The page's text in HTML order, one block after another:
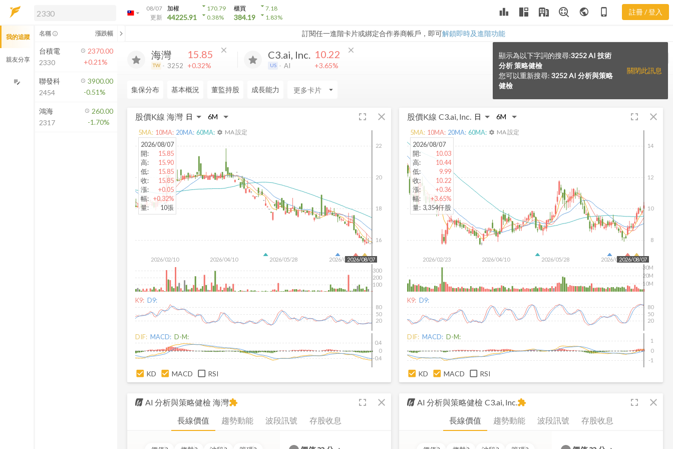
arrow_drop_down
08/07
更新
加權
44225.91
arrow_drop_down170.79
arrow_drop_down0.38%
櫃買
384.19
arrow_drop_down7.18
arrow_drop_down1.83% leaderboard public phone_iphone 註冊 / 登入
訂閱任一進階卡片或綁定合作券商帳戶，即可解鎖即時及進階功能
解鎖即時行情及進階功能
方案」，即可解鎖以下功能：
即時行情
即時市況與排行
成交金額熱力圖
前往方案訂閱
如何綁定合作券商
顯示為以下字詞的搜尋:3252 AI 技術
分析 策略健檢
您可以重新搜尋: 3252 AI 分析與策略
健檢
關閉此訊息
海灣
TW 3252
15.85
+0.32%
close C3.ai, Inc.
US AI
10.22
+3.65%
close
集保分布 基本概況 董監持股 成長能力 arrow_drop_down
股價K線 海灣 fullscreen close
2026/02/10 2026/04/10 2026/05/28 2026/07/16
16
18
20
22
2026/08/07
100
200
300
2026/08/07
開:
15.85
高:
15.90
低:
15.85
收:
15.85
漲:
+0.05
幅: +0.32%
量: 10張
5MA: 10MA: 20MA: 60MA: settings MA 設定
K9: D9:
20
50
80
DIF: MACD: D-M:
-0.4
0
0.4
KD MACD RSI
股價K線 C3.ai, Inc. fullscreen close
2026/02/23 2026/04/10 2026/05/28 2026/07/16
8
10
12
14
2026/08/07
10M
20M
30M
2026/08/07
開:
10.03
高:
10.44
低:
9.99
收:
10.22
漲:
+0.36
幅:
+3.65%
量: 3,354仟股
5MA: 10MA: 20MA: 60MA: settings MA 設定
K9: D9:
20
50
80
DIF: MACD: D-M:
-1
0
1
KD MACD RSI
AI 分析與策略健檢 海灣 fullscreen close
extension
長線價值 趨勢動能 波段訊號 存股收息
AI 分析與策略健檢 C3.ai, Inc. fullscreen close
extension
長線價值 趨勢動能 波段訊號 存股收息
我的追蹤
親友分享
edit_note
名稱 info_outline 漲跌幅 chevron_left
台積電
2330
2370.00
+0.21%
聯發科
2454
3900.00
-0.51%
鴻海
2317
260.00
-1.70%